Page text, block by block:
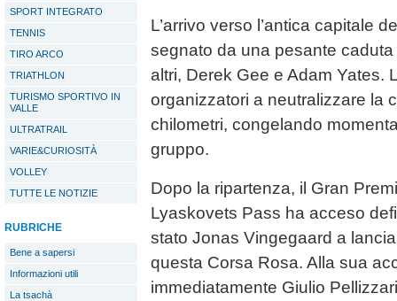
SPORT INTEGRATO
TENNIS
TIRO ARCO
TRIATHLON
TURISMO SPORTIVO IN
VALLE
ULTRATRAIL
VARIE&CURIOSITÀ
VOLLEY
TUTTE LE NOTIZIE
RUBRICHE
Bene a sapersi
Informazioni utili
La tsachà
L’arrivo verso l’antica capitale
segnato da una pesante
altri, Derek Gee e Adam Yates.
organizzatori a neutralizzare la
chilometri, congelando
gruppo.
Dopo la ripartenza, il Gran
Lyaskovets Pass ha acceso
stato Jonas Vingegaard a
questa Corsa Rosa. Alla sua
immediatamente Giulio